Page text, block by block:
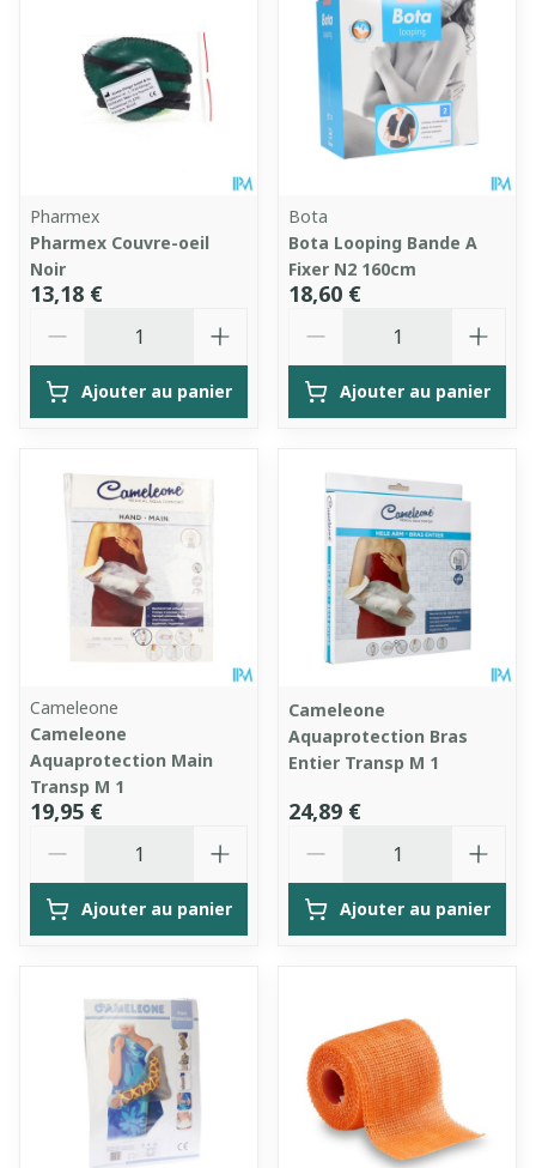
Pharmex
Pharmex Couvre-oeil
Noir
13,18 €
Ajouter au panier
Bota
Bota Looping Bande A
Fixer N2 160cm
18,60 €
Ajouter au panier
Cameleone
Cameleone
Aquaprotection Main
Transp M 1
19,95 €
Ajouter au panier
Cameleone
Aquaprotection Bras
Entier Transp M 1
24,89 €
Ajouter au panier